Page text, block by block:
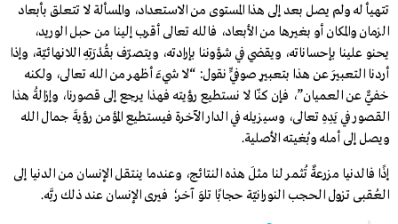
تتهيأ له ولم يصل بعد إلى هذا المستوى من الاستعداد، والمسألة لا تتعلق بأبعاد
الزمان والمكان أو بغيرها من الأبعاد، فالله تعالى أقرب إلينا من حبل الوريد،
يحنو علينا بإحساناته، ويقضي في شؤوننا بإرادته، ويتصرّف بقُدْرَتِهِ اللانهائيّة، وإذا
أردنا التعبيرَ عن هذا بتعبيرٍ صوفيٍّ نقول: “لا شيءَ أظهر من الله تعالى، ولكنه
خفيٌّ عن العميان”، فإن كنّا لا نستطيع رؤيته فهذا يرجع إلى قصورنا، وإزالةُ هذا
القصور في يَدِهِ تعالى، وسيزيله في الدار الآخرة فيستطيع المؤمن رؤيةَ جمال الله
ويصل إلى أمله وبُغيته الأصلية.
إذًا فالدنيا مزرعةٌ تُثمر لنا مثلَ هذه النتائج، وعندما ينتقل الإنسان من الدنيا إلى
العُقبى تزول الحجب النورانيّة حجابًا تلوَ آخر؛ فيرى الإنسان عند ذلك ربَّه.